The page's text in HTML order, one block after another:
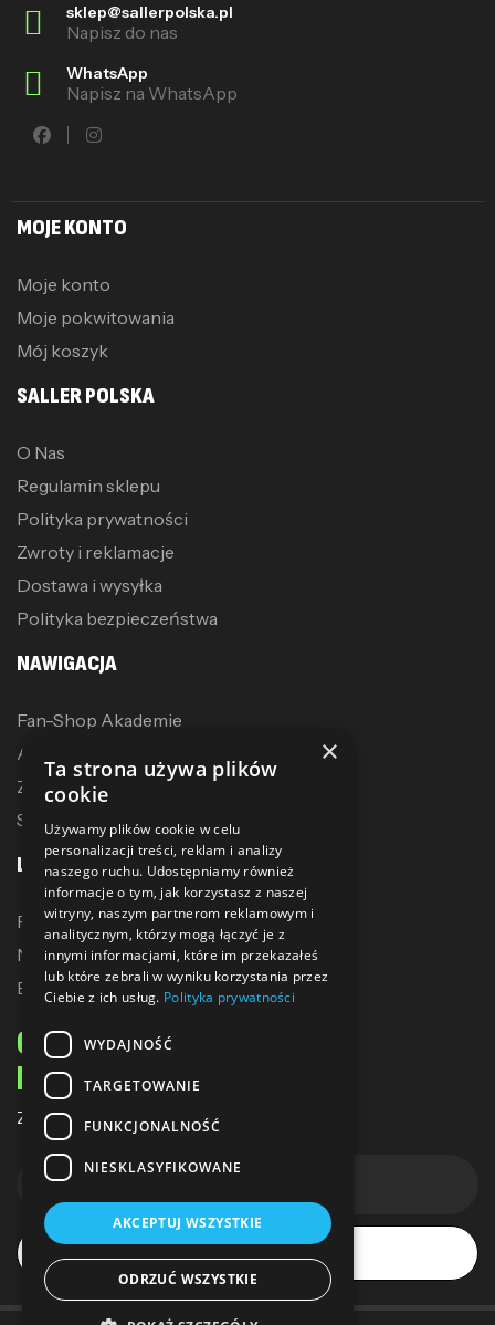
sklep@sallerpolska.pl
Napisz do nas
WhatsApp
Napisz na WhatsApp
MOJE KONTO
Moje konto
Moje pokwitowania
Mój koszyk
SALLER POLSKA
O Nas
Regulamin sklepu
Polityka prywatności
Zwroty i reklamacje
Dostawa i wysyłka
Polityka bezpieczeństwa
NAWIGACJA
Fan-Shop Akademie
Akcesoria treningowe
Zostań dystrybutorem
Sublimacja
LINKI
Promocje
Nowe produkty
Bestsellery
ODBIERZ 10% ZNIŻKI
NA PIERWSZE ZAKUPY
Zapisz się do naszego newslettera
Subskrybuj
×
Ta strona używa plików
cookie
Używamy plików cookie w celu
personalizacji treści, reklam i analizy
naszego ruchu. Udostępniamy również
informacje o tym, jak korzystasz z naszej
witryny, naszym partnerom reklamowym i
analitycznym, którzy mogą łączyć je z
innymi informacjami, które im przekazałeś
lub które zebrali w wyniku korzystania przez
Ciebie z ich usług. Polityka prywatności
WYDAJNOŚĆ
TARGETOWANIE
FUNKCJONALNOŚĆ
NIESKLASYFIKOWANE
AKCEPTUJ WSZYSTKIE
ODRZUĆ WSZYSTKIE